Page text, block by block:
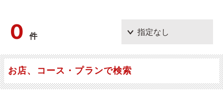
0件
お店、コース・プランで検索